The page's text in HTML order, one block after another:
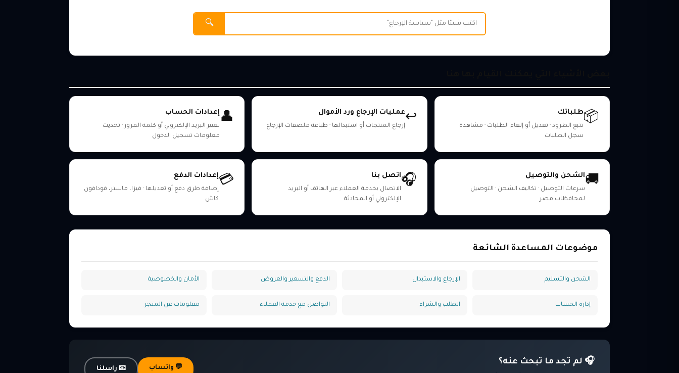
🔍
📦طلباتك
تتبع الطرود · تعديل أو إلغاء الطلبات · مشاهدة
سجل الطلبات
↩️عمليات الإرجاع ورد الأموال
إرجاع المنتجات أو استبدالها · طباعة ملصقات الإرجاع
👤 إعدادات الحساب
تغيير البريد الإلكتروني أو كلمة المرور · تحديث
معلومات تسجيل الدخول
🚚الشحن والتوصيل
سرعات التوصيل · تكاليف الشحن · التوصيل
لمحافظات مصر
🎧اتصل بنا
الاتصال بخدمة العملاء عبر الهاتف أو البريد
الإلكتروني أو المحادثة
💳إعدادات الدفع
إضافة طرق دفع أو تعديلها · فيزا، ماستر، فودافون
كاش
موضوعات المساعدة الشائعة
الشحن والتسليم الإرجاع والاستبدال الدفع والتسعير والعروض الأمان والخصوصية
إدارة الحساب الطلب والشراء التواصل مع خدمة العملاء معلومات عن المتجر
🎧 لم تجد ما تبحث عنه؟
💬 واتساب 📧 راسلنا